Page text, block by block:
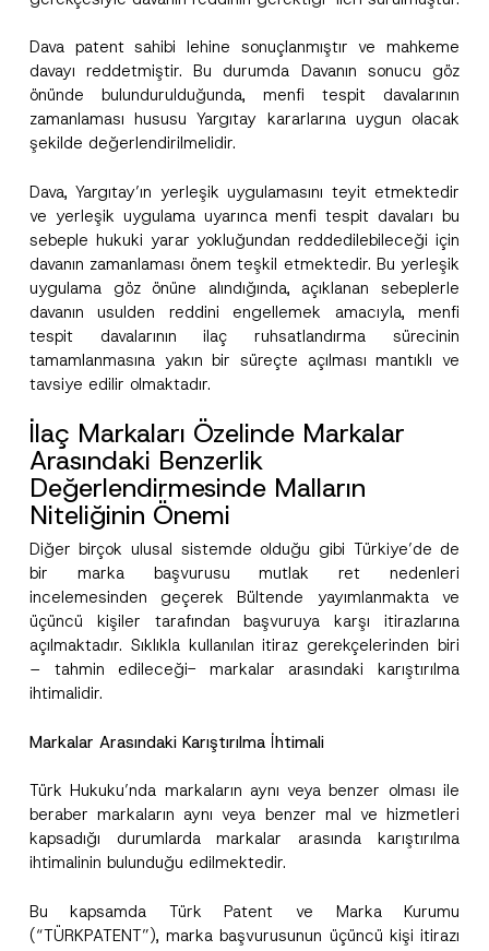
Dava patent sahibi lehine sonuçlanmıştır ve mahkeme
davayı reddetmiştir. Bu durumda Davanın sonucu göz
önünde bulundurulduğunda, menfi tespit davalarının
zamanlaması hususu Yargıtay kararlarına uygun olacak
şekilde değerlendirilmelidir.
Dava, Yargıtay’ın yerleşik uygulamasını teyit etmektedir
ve yerleşik uygulama uyarınca menfi tespit davaları bu
sebeple hukuki yarar yokluğundan reddedilebileceği için
davanın zamanlaması önem teşkil etmektedir. Bu yerleşik
uygulama göz önüne alındığında, açıklanan sebeplerle
davanın usulden reddini engellemek amacıyla, menfi
tespit davalarının ilaç ruhsatlandırma sürecinin
tamamlanmasına yakın bir süreçte açılması mantıklı ve
tavsiye edilir olmaktadır.
İlaç Markaları Özelinde Markalar
Arasındaki Benzerlik
Değerlendirmesinde Malların
Niteliğinin Önemi
Diğer birçok ulusal sistemde olduğu gibi Türkiye’de de
bir marka başvurusu mutlak ret nedenleri
incelemesinden geçerek Bültende yayımlanmakta ve
üçüncü kişiler tarafından başvuruya karşı itirazlarına
açılmaktadır. Sıklıkla kullanılan itiraz gerekçelerinden biri
– tahmin edileceği- markalar arasındaki karıştırılma
ihtimalidir.
Markalar Arasındaki Karıştırılma İhtimali
Türk Hukuku’nda markaların aynı veya benzer olması ile
beraber markaların aynı veya benzer mal ve hizmetleri
kapsadığı durumlarda markalar arasında karıştırılma
ihtimalinin bulunduğu edilmektedir.
Bu kapsamda Türk Patent ve Marka Kurumu
(“TÜRKPATENT”), marka başvurusunun üçüncü kişi itirazı
Telefon Numarası*
Konu*
P
r
v
a
c
o
i
e
*
Bu iletişim formu aracılığıyla sağlanan kişisel
verilerle ilgiliaydınlatma metni ni okudum ve
anladım.
A
p
o
v
e
Bu iletişim formunu göndererek,aydınlatma
metni
nde açıklanan şekilde kişisel verilerimin
işlenmesine izin veriyorum.
GÖNDER